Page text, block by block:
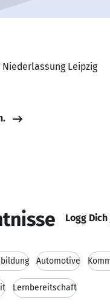
Niederlassung Leipzig
Logg
Automotive
Lernbereitschaft